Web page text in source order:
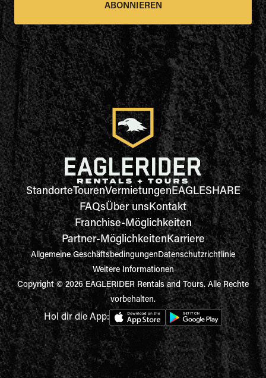
ABONNIEREN
StandorteTourenVermietungenEAGLESHARE
FAQsÜber unsKontakt
Franchise-Möglichkeiten
Partner-MöglichkeitenKarriere
Allgemeine GeschäftsbedingungenDatenschutzrichtlinie
Weitere Informationen
Copyright © 2026 EAGLERIDER Rentals and Tours. Alle Rechte
vorbehalten.
Hol dir die App: